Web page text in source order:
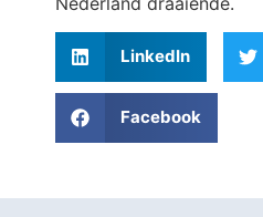
LinkedIn
Facebook